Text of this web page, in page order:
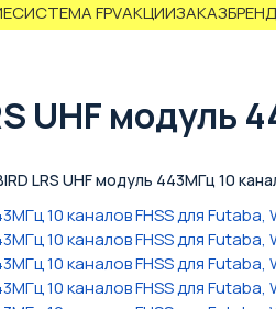
СИСТЕМА FPVАКЦИИЗАКАЗ
UHF модуль
LRS UHF модуль 443МГц 10